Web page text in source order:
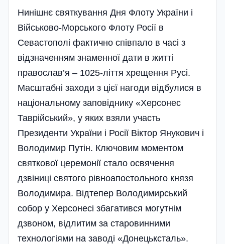
Нинішнє святкування Дня Флоту України і
Військово-Морського Флоту Росії в
Севастополі фактично співпало в часі з
відзначенням знаменної дати в житті
православ’я – 1025-ліття хрещення Русі.
Масштабні заходи з цієї нагоди відбулися в
національному заповіднику «Херсонес
Таврійський», у яких взяли участь
Президенти України і Росії Віктор Янукович і
Володимир Путін. Ключовим моментом
святкової церемонії стало освячення
дзвіниці святого рівноапостольного князя
Володимира. Відтепер Володимирський
собор у Херсонесі збагатився могутнім
дзвоном, відлитим за старовинними
технологіями на заводі «Донецьксталь».